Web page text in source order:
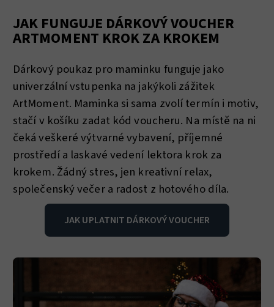
JAK FUNGUJE DÁRKOVÝ VOUCHER
ARTMOMENT KROK ZA KROKEM
Dárkový poukaz pro maminku funguje jako
univerzální vstupenka na jakýkoli zážitek
ArtMoment. Maminka si sama zvolí termín i motiv,
stačí v košíku zadat kód voucheru. Na místě na ni
čeká veškeré výtvarné vybavení, příjemné
prostředí a laskavé vedení lektora krok za
krokem. Žádný stres, jen kreativní relax,
společenský večer a radost z hotového díla.
JAK UPLATNIT DÁRKOVÝ VOUCHER